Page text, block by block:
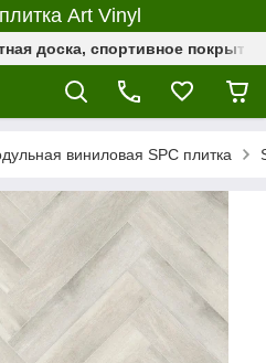
Art Vinyl
доска, спортивное
виниловая SPC плитка